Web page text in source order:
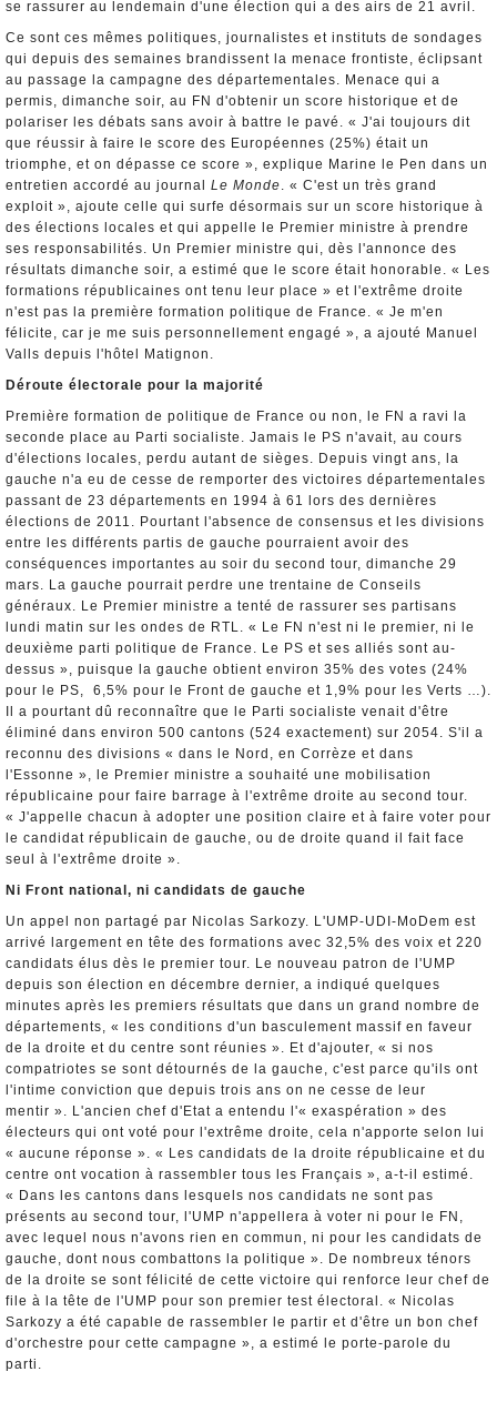
se rassurer au lendemain d'une élection qui a des airs de 21 avril.
Ce sont ces mêmes politiques, journalistes et instituts de sondages
qui depuis des semaines brandissent la menace frontiste, éclipsant
au passage la campagne des départementales. Menace qui a
permis, dimanche soir, au FN d'obtenir un score historique et de
polariser les débats sans avoir à battre le pavé. « J'ai toujours dit
que réussir à faire le score des Européennes (25%) était un
triomphe, et on dépasse ce score », explique Marine le Pen dans un
entretien accordé au journal Le Monde. « C'est un très grand
exploit », ajoute celle qui surfe désormais sur un score historique à
des élections locales et qui appelle le Premier ministre à prendre
ses responsabilités. Un Premier ministre qui, dès l'annonce des
résultats dimanche soir, a estimé que le score était honorable. « Les
formations républicaines ont tenu leur place » et l'extrême droite
n'est pas la première formation politique de France. « Je m'en
félicite, car je me suis personnellement engagé », a ajouté Manuel
Valls depuis l'hôtel Matignon.
Déroute électorale pour la majorité
Première formation de politique de France ou non, le FN a ravi la
seconde place au Parti socialiste. Jamais le PS n'avait, au cours
d'élections locales, perdu autant de sièges. Depuis vingt ans, la
gauche n'a eu de cesse de remporter des victoires départementales
passant de 23 départements en 1994 à 61 lors des dernières
élections de 2011. Pourtant l'absence de consensus et les divisions
entre les différents partis de gauche pourraient avoir des
conséquences importantes au soir du second tour, dimanche 29
mars. La gauche pourrait perdre une trentaine de Conseils
généraux. Le Premier ministre a tenté de rassurer ses partisans
lundi matin sur les ondes de RTL. « Le FN n'est ni le premier, ni le
deuxième parti politique de France. Le PS et ses alliés sont au-
dessus », puisque la gauche obtient environ 35% des votes (24%
pour le PS, 6,5% pour le Front de gauche et 1,9% pour les Verts …).
Il a pourtant dû reconnaître que le Parti socialiste venait d'être
éliminé dans environ 500 cantons (524 exactement) sur 2054. S'il a
reconnu des divisions « dans le Nord, en Corrèze et dans
l'Essonne », le Premier ministre a souhaité une mobilisation
républicaine pour faire barrage à l'extrême droite au second tour.
« J'appelle chacun à adopter une position claire et à faire voter pour
le candidat républicain de gauche, ou de droite quand il fait face
seul à l'extrême droite ».
Ni Front national, ni candidats de gauche
Un appel non partagé par Nicolas Sarkozy. L'UMP-UDI-MoDem est
arrivé largement en tête des formations avec 32,5% des voix et 220
candidats élus dès le premier tour. Le nouveau patron de l'UMP
depuis son élection en décembre dernier, a indiqué quelques
minutes après les premiers résultats que dans un grand nombre de
départements, « les conditions d'un basculement massif en faveur
de la droite et du centre sont réunies ». Et d'ajouter, « si nos
compatriotes se sont détournés de la gauche, c'est parce qu'ils ont
l'intime conviction que depuis trois ans on ne cesse de leur
mentir ». L'ancien chef d'Etat a entendu l'« exaspération » des
électeurs qui ont voté pour l'extrême droite, cela n'apporte selon lui
« aucune réponse ». « Les candidats de la droite républicaine et du
centre ont vocation à rassembler tous les Français », a-t-il estimé.
« Dans les cantons dans lesquels nos candidats ne sont pas
présents au second tour, l'UMP n'appellera à voter ni pour le FN,
avec lequel nous n'avons rien en commun, ni pour les candidats de
gauche, dont nous combattons la politique ». De nombreux ténors
de la droite se sont félicité de cette victoire qui renforce leur chef de
file à la tête de l'UMP pour son premier test électoral. « Nicolas
Sarkozy a été capable de rassembler le partir et d'être un bon chef
d'orchestre pour cette campagne », a estimé le porte-parole du
parti.